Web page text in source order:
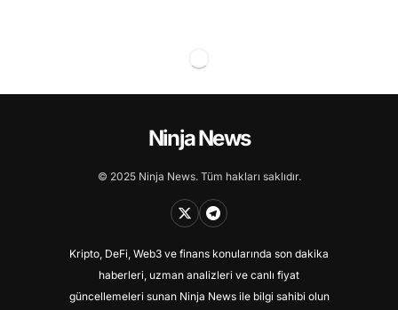
Ninja News
© 2025 Ninja News. Tüm hakları saklıdır.
Kripto, DeFi, Web3 ve finans konularında son dakika
haberleri, uzman analizleri ve canlı fiyat
güncellemeleri sunan Ninja News ile bilgi sahibi olun